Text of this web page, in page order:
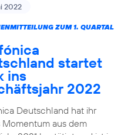
2022
ZUM 1. QUARTAL
startet
ins
2022
Deutschland hat ihr
Momentum aus dem